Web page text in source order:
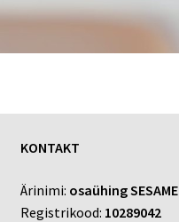
KONTAKT
Ärinimi: osaühing SESAME
Registrikood: 10289042